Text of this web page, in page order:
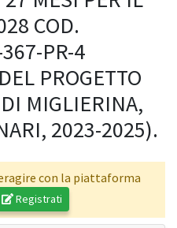
COD.
PR-4
PROGETTO
MIGLIERINA,
2023-2025).
con la piattaforma
Registrati